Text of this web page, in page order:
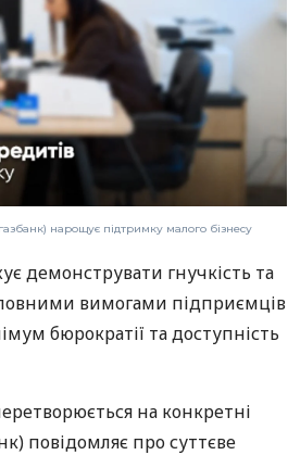
нарощує підтримку малого бізнесу
демонструвати гнучкість та
вимогами підприємців
бюрократії та доступність
на конкретні
повідомляє про суттєве